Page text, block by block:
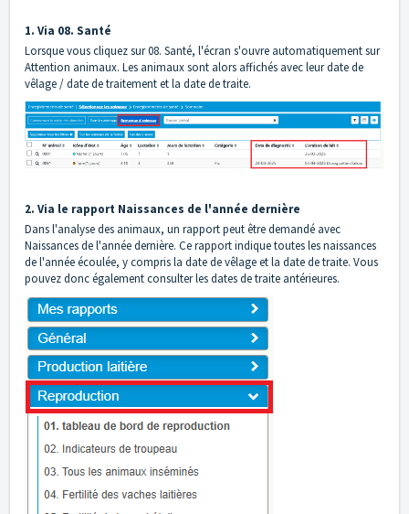
1. Via 08. Santé
Lorsque vous cliquez sur 08. Santé, l'écran s'ouvre automatiquement sur
Attention animaux. Les animaux sont alors affichés avec leur date de
vêlage / date de traitement et la date de traite.
2. Via le rapport Naissances de l'année dernière
Dans l'analyse des animaux, un rapport peut être demandé avec
Naissances de l'année dernière. Ce rapport indique toutes les naissances
de l'année écoulée, y compris la date de vêlage et la date de traite. Vous
pouvez donc également consulter les dates de traite antérieures.